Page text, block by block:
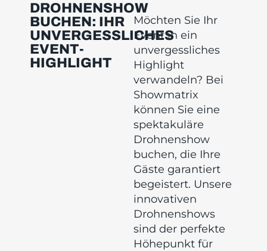
DROHNENSHOW
BUCHEN: IHR
UNVERGESSLICHES
EVENT-
HIGHLIGHT
Möchten Sie Ihr
Event in ein
unvergessliches
Highlight
verwandeln? Bei
Showmatrix
können Sie eine
spektakuläre
Drohnenshow
buchen, die Ihre
Gäste garantiert
begeistert. Unsere
innovativen
Drohnenshows
sind der perfekte
Höhepunkt für